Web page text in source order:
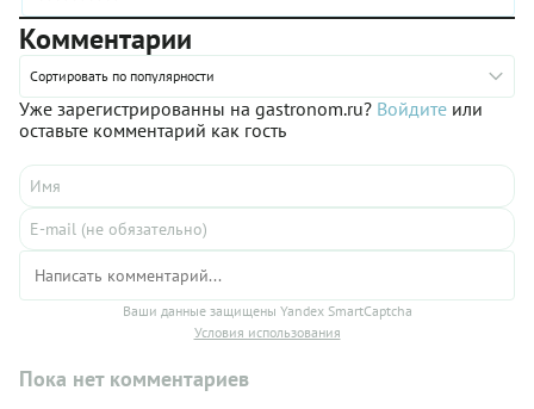
Комментарии
Сортировать по популярности
Уже зарегистрированны на gastronom.ru? Войдите или
оставьте комментарий как гость
Ваши данные защищены Yandex SmartCaptcha
Условия использования
Пока нет комментариев